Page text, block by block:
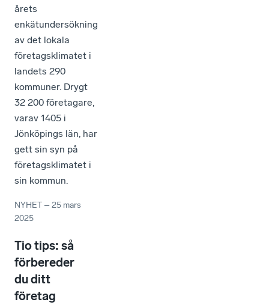
årets
enkätundersökning
av det lokala
företagsklimatet i
landets 290
kommuner. Drygt
32 200 företagare,
varav 1405 i
Jönköpings län, har
gett sin syn på
företagsklimatet i
sin kommun.
NYHET –25 mars
2025
Tio tips: så
förbereder
du ditt
företag